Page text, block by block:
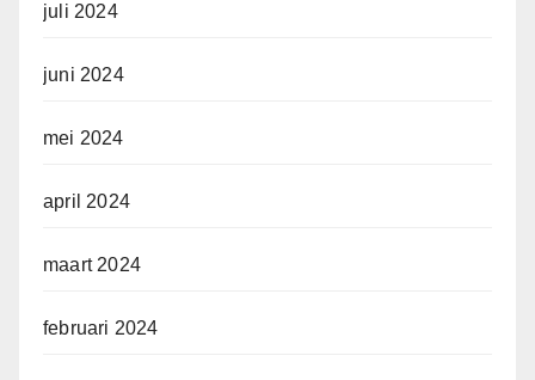
juli 2024
juni 2024
mei 2024
april 2024
maart 2024
februari 2024